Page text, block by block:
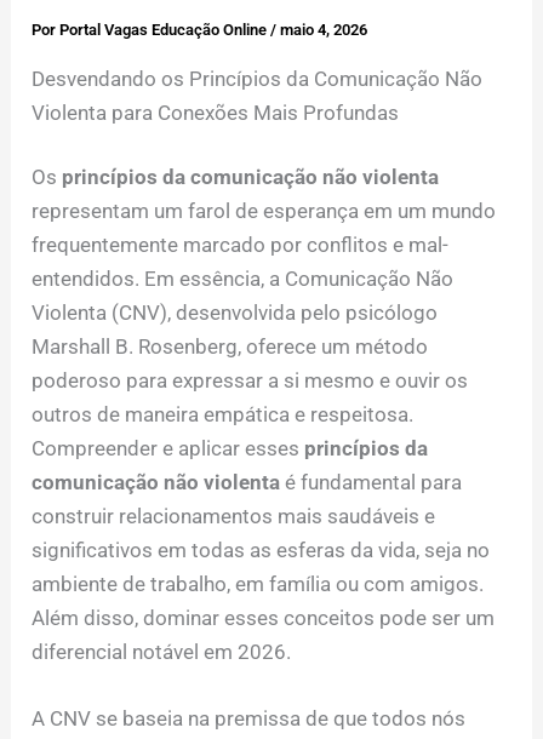
PorPortal Vagas Educação Online/maio 4, 2026
Desvendando os Princípios da Comunicação Não
Violenta para Conexões Mais Profundas
Os princípios da comunicação não violenta
representam um farol de esperança em um mundo
frequentemente marcado por conflitos e mal-
entendidos. Em essência, a Comunicação Não
Violenta (CNV), desenvolvida pelo psicólogo
Marshall B. Rosenberg, oferece um método
poderoso para expressar a si mesmo e ouvir os
outros de maneira empática e respeitosa.
Compreender e aplicar esses princípios da
comunicação não violenta é fundamental para
construir relacionamentos mais saudáveis e
significativos em todas as esferas da vida, seja no
ambiente de trabalho, em família ou com amigos.
Além disso, dominar esses conceitos pode ser um
diferencial notável em 2026.
A CNV se baseia na premissa de que todos nós